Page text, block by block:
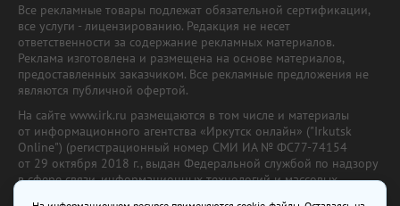
Все рекламные товары подлежат обязательной сертификации,
все услуги - лицензированию. Редакция не несет
ответственности за содержание рекламных материалов.
Реклама изготовлена и размещена на основе материалов,
предоставленных заказчиком. Все рекламные предложения не
являются публичной офертой.
На сайте www.irk.ru размещаются в том числе и материалы
от информационного агентства «Иркутск онлайн» ("Irkutsk
Online") (регистрационный номер СМИ ИА № ФС77-74154
от 29 октября 2018 г., выдан Федеральной службой по надзору
в сфере связи, информационных технологий и массовых